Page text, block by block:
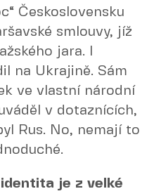
Československu
smlouvy, jíž
jara. I
na Ukrajině. Sám
ve vlastní národní
v dotaznících,
Rus. No, nemají to
je z velké